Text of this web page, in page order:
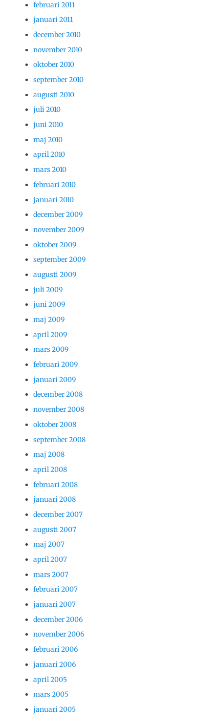
februari 2011
januari 2011
december 2010
november 2010
oktober 2010
september 2010
augusti 2010
juli 2010
juni 2010
maj 2010
april 2010
mars 2010
februari 2010
januari 2010
december 2009
november 2009
oktober 2009
september 2009
augusti 2009
juli 2009
juni 2009
maj 2009
april 2009
mars 2009
februari 2009
januari 2009
december 2008
november 2008
oktober 2008
september 2008
maj 2008
april 2008
februari 2008
januari 2008
december 2007
augusti 2007
maj 2007
april 2007
mars 2007
februari 2007
januari 2007
december 2006
november 2006
februari 2006
januari 2006
april 2005
mars 2005
januari 2005